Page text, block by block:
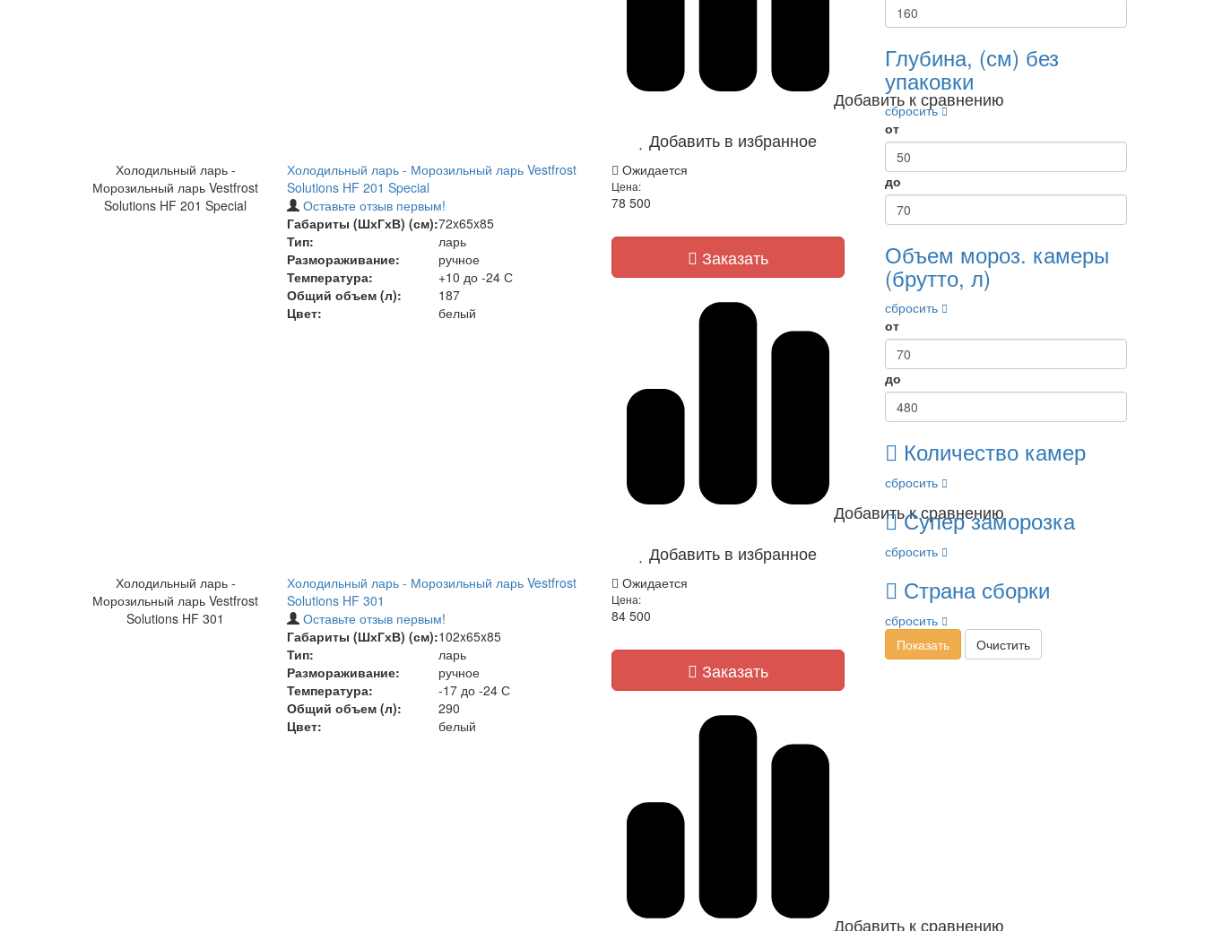
Добавить к сравнению
Добавить в избранное
Холодильный ларь -
Морозильный ларь Vestfrost
Solutions HF 201 Special
Холодильный ларь - Морозильный ларь Vestfrost
Solutions HF 201 Special
Оставьте отзыв первым!
Габариты (ШхГхВ) (см):72x65x85
Тип:
ларь
Размораживание:
ручное
Температура:
+10 до -24 С
Общий объем (л):
187
Цвет:
белый
Ожидается
Цена:
78 500
Заказать
Добавить к сравнению
Добавить в избранное
Холодильный ларь -
Морозильный ларь Vestfrost
Solutions HF 301
Холодильный ларь - Морозильный ларь Vestfrost
Solutions HF 301
Оставьте отзыв первым!
Габариты (ШхГхВ) (см):102x65x85
Тип:
ларь
Размораживание:
ручное
Температура:
-17 до -24 С
Общий объем (л):
290
Цвет:
белый
Ожидается
Цена:
84 500
Заказать
Добавить к сравнению
Глубина, (см) без
упаковки
сбросить
от
до
Объем мороз. камеры
(брутто, л)
сбросить
от
до
Количество камер
сбросить
Супер заморозка
сбросить
Страна сборки
сбросить
Показать
Очистить